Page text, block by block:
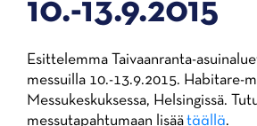
10.-13.9.2015
Esittelemma Taivaanranta-
messuilla 10.-13.9.2015. Habitare-
Messukeskuksessa, Helsingissä.
messutapahtumaan lisäätäällä.